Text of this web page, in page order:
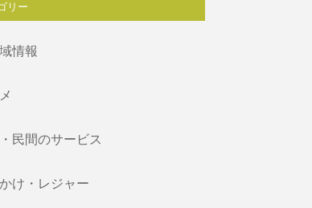
リー
情報
民間のサービス
け・レジャー